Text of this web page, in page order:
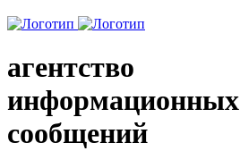
агентство
информационных
сообщений